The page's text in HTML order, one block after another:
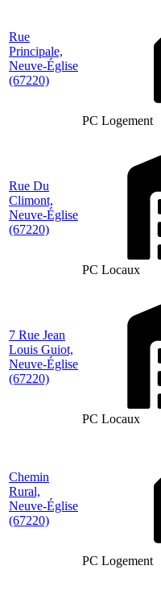
Rue
Principale,
Neuve-Église
(67220)
PC Logement
Rue Du
Climont,
Neuve-Église
(67220)
PC Locaux
7 Rue Jean
Louis Guiot,
Neuve-Église
(67220)
PC Locaux
Chemin
Rural,
Neuve-Église
(67220)
PC Logement